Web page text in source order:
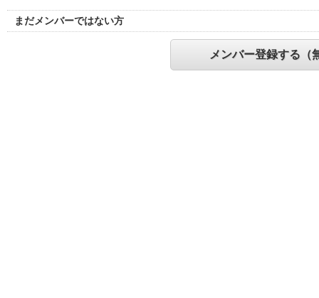
まだメンバーではない方
メンバー登録する（